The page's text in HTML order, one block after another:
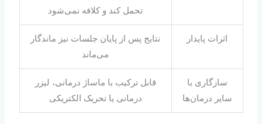
تحمل کند و کلافه نمی‌شود
اثرات پایدار
نتایج پس از پایان جلسات نیز ماندگار
می‌ماند
سازگاری با
سایر درمان‌ها
قابل ترکیب با ماساژ درمانی، لیزر
درمانی یا تحریک الکتریکی